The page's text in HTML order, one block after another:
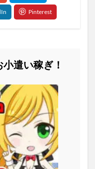
遣い稼ぎ！